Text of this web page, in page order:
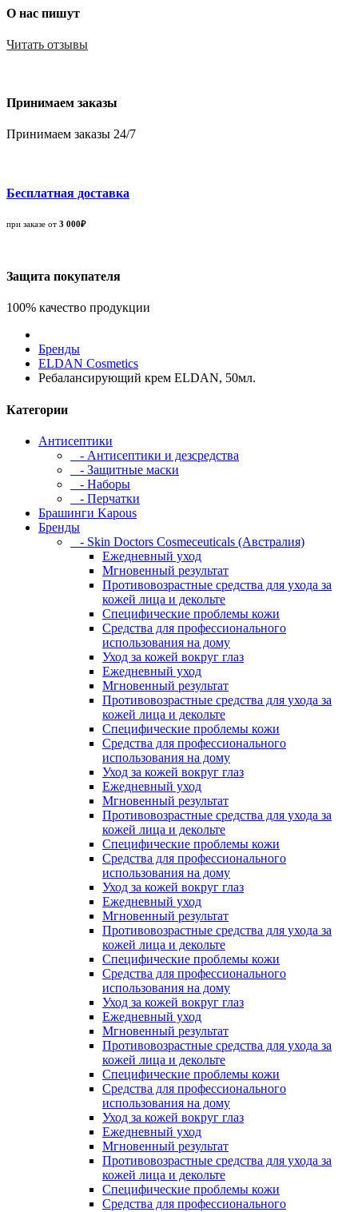
О нас пишут
Читать отзывы
Принимаем заказы
Принимаем заказы 24/7
Бесплатная доставка
при заказе от 3 000₽
Защита покупателя
100% качество продукции
Бренды
ELDAN Cosmetics
Ребалансирующий крем ELDAN, 50мл.
Категории
Антисептики
- Антисептики и дезсредства
- Защитные маски
- Наборы
- Перчатки
Брашинги Kapous
Бренды
- Skin Doctors Cosmeceuticals (Австралия)
Ежедневный уход
Мгновенный результат
Противовозрастные средства для ухода за
кожей лица и декольте
Специфические проблемы кожи
Средства для профессионального
использования на дому
Уход за кожей вокруг глаз
Ежедневный уход
Мгновенный результат
Противовозрастные средства для ухода за
кожей лица и декольте
Специфические проблемы кожи
Средства для профессионального
использования на дому
Уход за кожей вокруг глаз
Ежедневный уход
Мгновенный результат
Противовозрастные средства для ухода за
кожей лица и декольте
Специфические проблемы кожи
Средства для профессионального
использования на дому
Уход за кожей вокруг глаз
Ежедневный уход
Мгновенный результат
Противовозрастные средства для ухода за
кожей лица и декольте
Специфические проблемы кожи
Средства для профессионального
использования на дому
Уход за кожей вокруг глаз
Ежедневный уход
Мгновенный результат
Противовозрастные средства для ухода за
кожей лица и декольте
Специфические проблемы кожи
Средства для профессионального
использования на дому
Уход за кожей вокруг глаз
Ежедневный уход
Мгновенный результат
Противовозрастные средства для ухода за
кожей лица и декольте
Специфические проблемы кожи
Средства для профессионального